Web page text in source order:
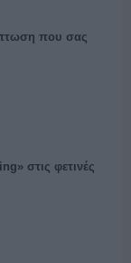
που σας
στις φετινές